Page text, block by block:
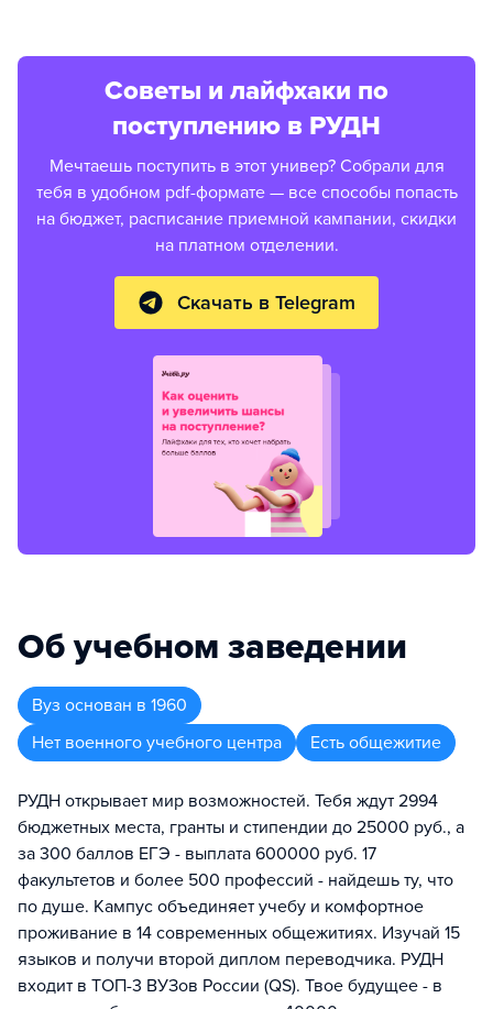
Советы и лайфхаки по
поступлению в РУДН
Мечтаешь поступить в этот универ? Собрали для
тебя в удобном pdf-формате — все способы попасть
на бюджет, расписание приемной кампании, скидки
на платном отделении.
Скачать в Telegram
Об учебном заведении
Вуз основан в 1960
Нет военного учебного центра
Есть общежитие
РУДН открывает мир возможностей. Тебя ждут 2994
бюджетных места, гранты и стипендии до 25000 руб., а
за 300 баллов ЕГЭ - выплата 600000 руб. 17
факультетов и более 500 профессий - найдешь ту, что
по душе. Кампус объединяет учебу и комфортное
проживание в 14 современных общежитиях. Изучай 15
языков и получи второй диплом переводчика. РУДН
входит в ТОП-3 ВУЗов России (QS). Твое будущее - в